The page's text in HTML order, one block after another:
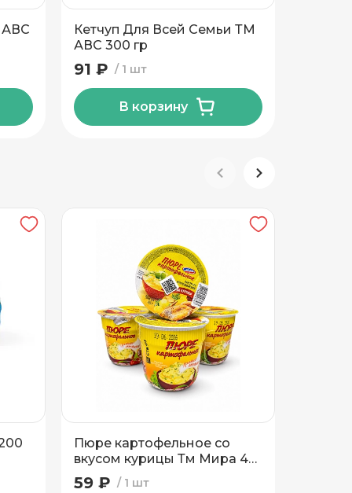
АВС
Кетчуп Для Всей Семьи ТМ
АВС 300 гр
1 шт
91 ₽
В корзину
Пюре картофельное со
вкусом курицы Тм Мира 40
гр
1 шт
59 ₽